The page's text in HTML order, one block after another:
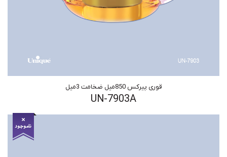
قوری پیرکس 850میل ضخامت 3میل
UN-7903A